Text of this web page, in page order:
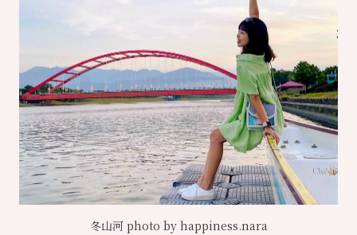
冬山河 photo by happiness.nara